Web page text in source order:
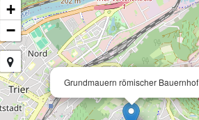
Grundmauern römischer Bauernhof
+
−